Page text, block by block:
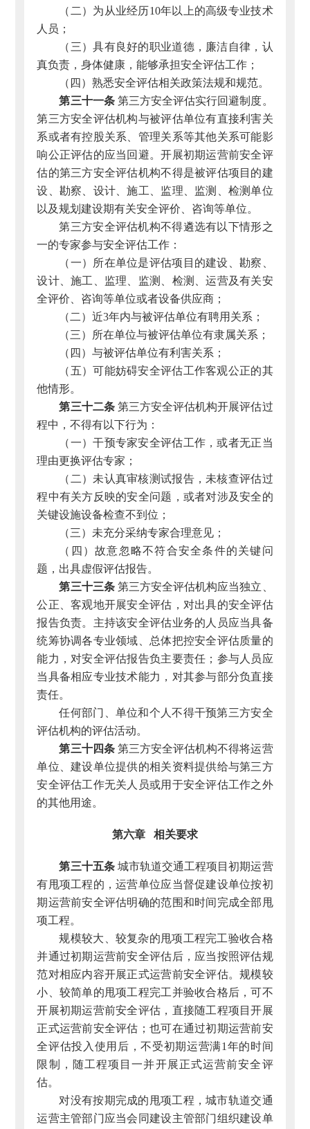
（二）为从业经历10年以上的高级专业技术
人员；
（三）具有良好的职业道德，廉洁自律，认
真负责，身体健康，能够承担安全评估工作；
（四）熟悉安全评估相关政策法规和规范。
第三十一条第三方安全评估实行回避制度。
第三方安全评估机构与被评估单位有直接利害关
系或者有控股关系、管理关系等其他关系可能影
响公正评估的应当回避。开展初期运营前安全评
估的第三方安全评估机构不得是被评估项目的建
设、勘察、设计、施工、监理、监测、检测单位
以及规划建设期有关安全评价、咨询等单位。
第三方安全评估机构不得遴选有以下情形之
一的专家参与安全评估工作：
（一）所在单位是评估项目的建设、勘察、
设计、施工、监理、监测、检测、运营及有关安
全评价、咨询等单位或者设备供应商；
（二）近3年内与被评估单位有聘用关系；
（三）所在单位与被评估单位有隶属关系；
（四）与被评估单位有利害关系；
（五）可能妨碍安全评估工作客观公正的其
他情形。
第三十二条第三方安全评估机构开展评估过
程中，不得有以下行为：
（一）干预专家安全评估工作，或者无正当
理由更换评估专家；
（二）未认真审核测试报告，未核查评估过
程中有关方反映的安全问题，或者对涉及安全的
关键设施设备检查不到位；
（三）未充分采纳专家合理意见；
（四）故意忽略不符合安全条件的关键问
题，出具虚假评估报告。
第三十三条第三方安全评估机构应当独立、
公正、客观地开展安全评估，对出具的安全评估
报告负责。主持该安全评估业务的人员应当具备
统筹协调各专业领域、总体把控安全评估质量的
能力，对安全评估报告负主要责任；参与人员应
当具备相应专业技术能力，对其参与部分负直接
责任。
任何部门、单位和个人不得干预第三方安全
评估机构的评估活动。
第三十四条第三方安全评估机构不得将运营
单位、建设单位提供的相关资料提供给与第三方
安全评估工作无关人员或用于安全评估工作之外
的其他用途。
第六章 相关要求
第三十五条城市轨道交通工程项目初期运营
有甩项工程的，运营单位应当督促建设单位按初
期运营前安全评估明确的范围和时间完成全部甩
项工程。
规模较大、较复杂的甩项工程完工验收合格
并通过初期运营前安全评估后，应当按照评估规
范对相应内容开展正式运营前安全评估。规模较
小、较简单的甩项工程完工并验收合格后，可不
开展初期运营前安全评估，直接随工程项目开展
正式运营前安全评估；也可在通过初期运营前安
全评估投入使用后，不受初期运营满1年的时间
限制，随工程项目一并开展正式运营前安全评
估。
对没有按期完成的甩项工程，城市轨道交通
运营主管部门应当会同建设主管部门组织建设单